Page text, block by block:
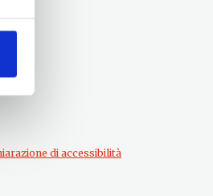
di accessibilità